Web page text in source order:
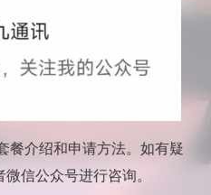
餐介绍和申请方法。如有疑
信公众号进行咨询。